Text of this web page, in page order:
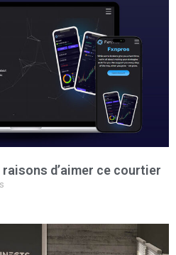
raisons d’aimer ce courtier